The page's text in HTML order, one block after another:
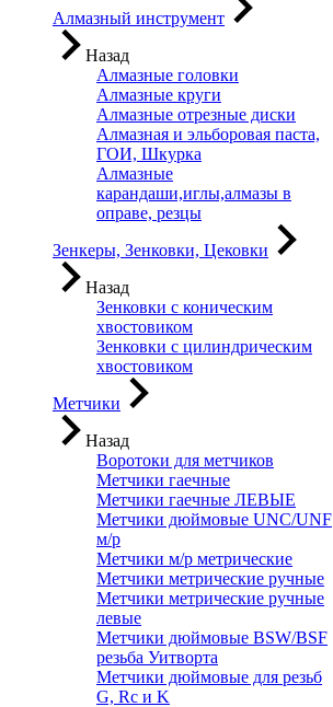
Алмазный инструмент
Назад
Алмазные головки
Алмазные круги
Алмазные отрезные диски
Алмазная и эльборовая паста,
ГОИ, Шкурка
Алмазные
карандаши,иглы,алмазы в
оправе, резцы
Зенкеры, Зенковки, Цековки
Назад
Зенковки с коническим
хвостовиком
Зенковки с цилиндрическим
хвостовиком
Метчики
Назад
Воротоки для метчиков
Метчики гаечные
Метчики гаечные ЛЕВЫЕ
Метчики дюймовые UNC/UNF
м/р
Метчики м/р метрические
Метчики метрические ручные
Метчики метрические ручные
левые
Метчики дюймовые BSW/BSF
резьба Уитворта
Метчики дюймовые для резьб
G, Rc и K